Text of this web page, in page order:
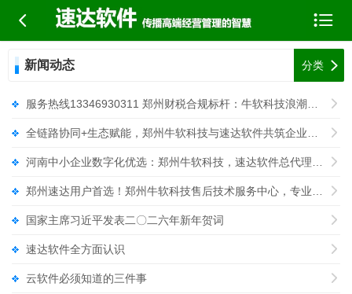
 
新闻动态 分类 

服务热线13346930311 郑州财税合规标杆：牛软科技浪潮易云云会计总代理，

全链路协同+生态赋能，郑州牛软科技与速达软件共筑企业转型新基座

河南中小企业数字化优选：郑州牛软科技，速达软件总代理的专业赋能

郑州速达用户首选！郑州牛软科技售后技术服务中心，专业赋能高效运营

国家主席习近平发表二〇二六年新年贺词

速达软件全方面认识

云软件必须知道的三件事